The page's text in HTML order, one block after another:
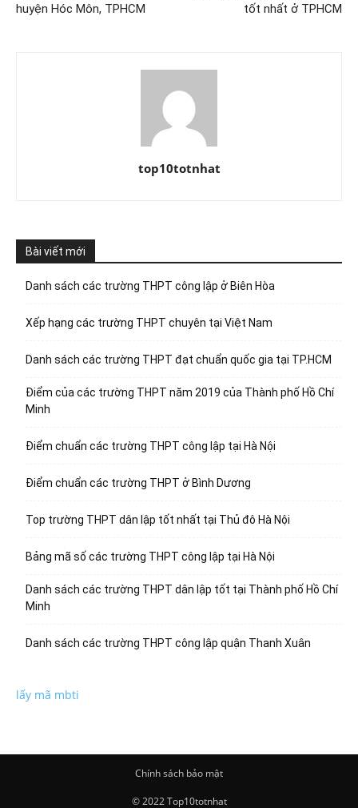
huyện Hóc Môn, TPHCM
tốt nhất ở TPHCM
top10totnhat
Bài viết mới
Danh sách các trường THPT công lập ở Biên Hòa
Xếp hạng các trường THPT chuyên tại Việt Nam
Danh sách các trường THPT đạt chuẩn quốc gia tại TP.HCM
Điểm của các trường THPT năm 2019 của Thành phố Hồ Chí
Minh
Điểm chuẩn các trường THPT công lập tại Hà Nội
Điểm chuẩn các trường THPT ở Bình Dương
Top trường THPT dân lập tốt nhất tại Thủ đô Hà Nội
Bảng mã số các trường THPT công lập tại Hà Nội
Danh sách các trường THPT dân lập tốt tại Thành phố Hồ Chí
Minh
Danh sách các trường THPT công lập quận Thanh Xuân
lấy mã mbti
Chính sách bảo mật
© 2022 Top10totnhat